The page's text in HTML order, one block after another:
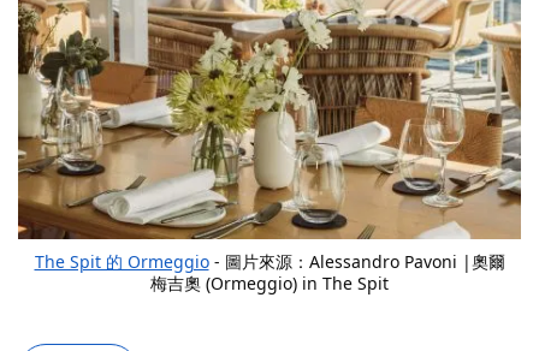
The Spit 的 Ormeggio- 圖片來源：Alessandro Pavoni |奧爾
梅吉奧 (Ormeggio) in The Spit